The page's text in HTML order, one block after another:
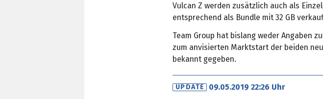
Vulcan Z werden zusätzlich auch als
entsprechend als Bundle mit 32 GB
Team Group hat bislang weder Angaben
zum anvisierten Marktstart der beiden
bekannt gegeben.
UPDATE
09.05.2019 22:26 Uhr